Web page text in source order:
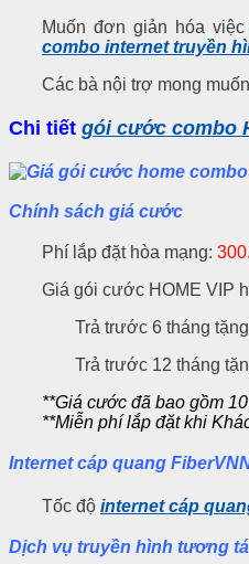
Muốn đơn giản hóa
combo internet truyền
Các bà nội trợ mong
Chi tiết gói cước combo
Chính sách giá cước
Phí lắp đặt hòa mạng:
Giá gói cước HOME VIP
Trả trước 6 tháng
Trả trước 12 tháng
**Giá cước đã bao gồm
**Miễn phí lắp đặt khi
Internet cáp quang
Tốc độ internet cáp
Dịch vụ truyền hình tương